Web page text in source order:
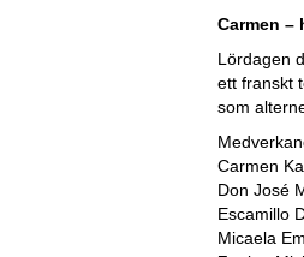
Carmen –
Lördagen
ett franskt
som
Carmen
Don José
Escamillo
Micaela